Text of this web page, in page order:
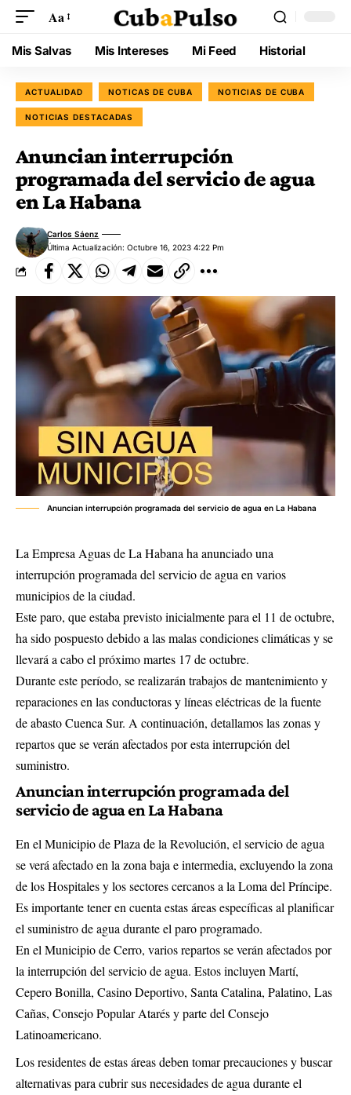
Aa
Mis Salvas Mis Intereses Mi Feed Historial
ACTUALIDAD NOTICAS DE CUBA NOTICIAS DE CUBA
NOTICIAS DESTACADAS
Anuncian interrupción
programada del servicio de agua
en La Habana
Última Actualización: Octubre 16, 2023 4:22 Pm
Carlos Sáenz
Anuncian interrupción programada del servicio de agua en La Habana
La Empresa Aguas de La Habana ha anunciado una
interrupción programada del servicio de agua en varios
municipios de la ciudad.
Este paro, que estaba previsto inicialmente para el 11 de octubre,
ha sido pospuesto debido a las malas condiciones climáticas y se
llevará a cabo el próximo martes 17 de octubre.
Durante este período, se realizarán trabajos de mantenimiento y
reparaciones en las conductoras y líneas eléctricas de la fuente
de abasto Cuenca Sur. A continuación, detallamos las zonas y
repartos que se verán afectados por esta interrupción del
suministro.
Anuncian interrupción programada del
servicio de agua en La Habana
En el Municipio de Plaza de la Revolución, el servicio de agua
se verá afectado en la zona baja e intermedia, excluyendo la zona
de los Hospitales y los sectores cercanos a la Loma del Príncipe.
Es importante tener en cuenta estas áreas específicas al planificar
el suministro de agua durante el paro programado.
En el Municipio de Cerro, varios repartos se verán afectados por
la interrupción del servicio de agua. Estos incluyen Martí,
Cepero Bonilla, Casino Deportivo, Santa Catalina, Palatino, Las
Cañas, Consejo Popular Atarés y parte del Consejo
Latinoamericano.
Los residentes de estas áreas deben tomar precauciones y buscar
alternativas para cubrir sus necesidades de agua durante el